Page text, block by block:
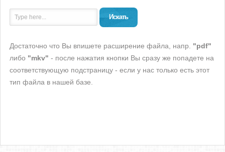
Искать
Достаточно что Вы впишете расширение файла, напр. "pdf"
либо "mkv" - после нажатия кнопки Вы сразу же попадете на
соответствующую подстраницу - если у нас только есть этот
тип файла в нашей базе.